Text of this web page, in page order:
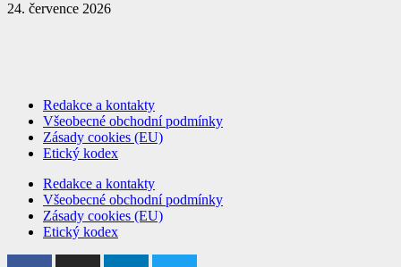
24. července 2026
Redakce a kontakty
Všeobecné obchodní podmínky
Zásady cookies (EU)
Etický kodex
Redakce a kontakty
Všeobecné obchodní podmínky
Zásady cookies (EU)
Etický kodex